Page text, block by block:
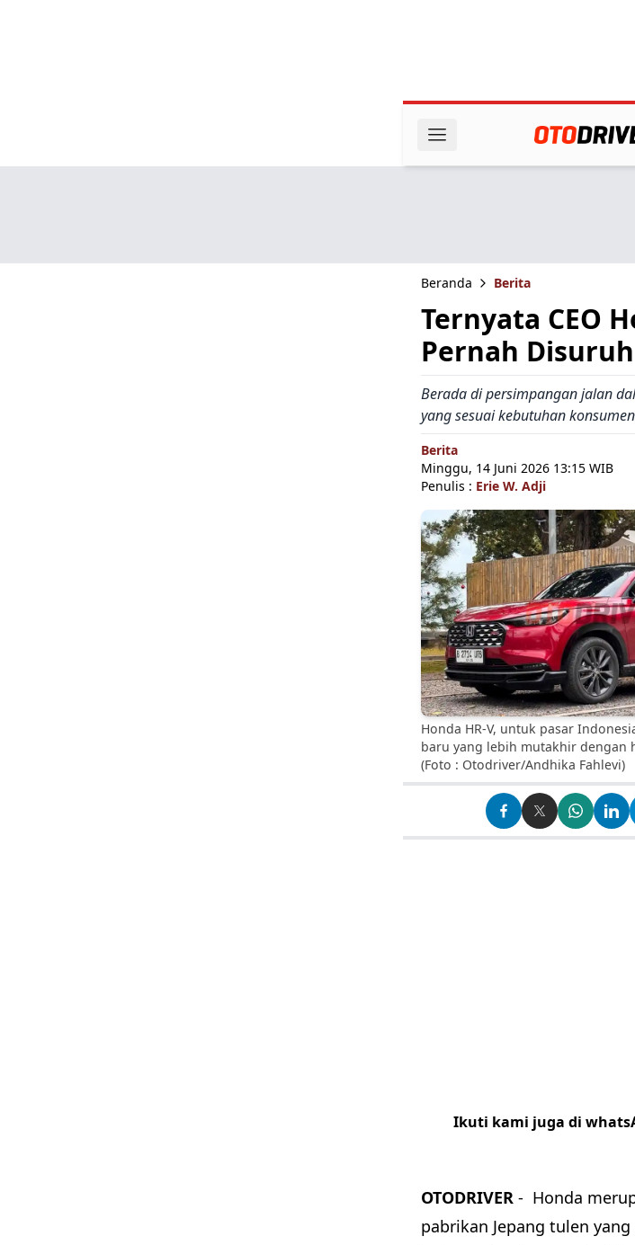
Beranda Berita
Ternyata CEO
Pernah
Berada di persimpangan jalan
yang sesuai kebutuhan
Berita
Minggu, 14 Juni 2026 13:15 WIB
Penulis : Erie W. Adji
Honda HR-V, untuk pasar
baru yang lebih mutakhir dengan
(Foto : Otodriver/Andhika Fahlevi)
Ikuti kami juga di
OTODRIVER - Honda
pabrikan Jepang tulen